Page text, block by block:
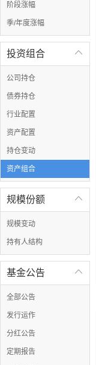
阶段涨幅
季/年度涨幅

投资组合
公司持仓
债券持仓
行业配置
资产配置
持仓变动
资产组合

规模份额
规模变动
持有人结构

基金公告
全部公告
发行运作
分红公告
定期报告